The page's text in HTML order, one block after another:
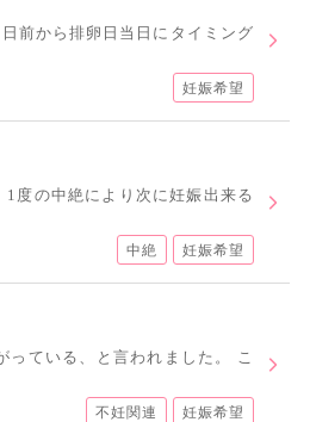
前から排卵日当日にタイミング
妊娠希望
度の中絶により次に妊娠出来る
中絶 妊娠希望
ている、と言われました。 こ
不妊関連 妊娠希望